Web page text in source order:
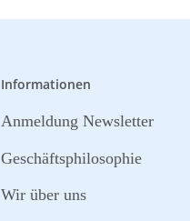
Informationen
Anmeldung Newsletter
Geschäftsphilosophie
Wir über uns